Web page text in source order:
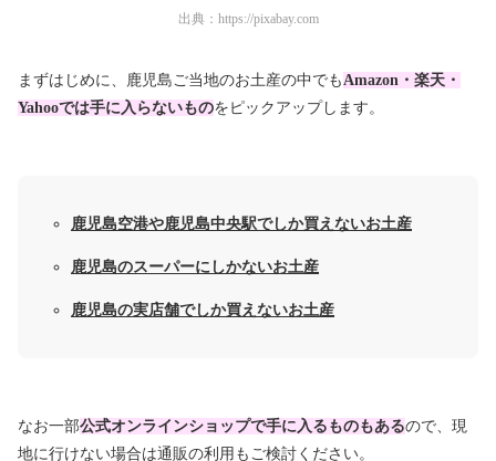
出典： https://pixabay.com
まずはじめに、鹿児島ご当地のお土産の中でもAmazon・楽天・
Yahooでは手に入らないものをピックアップします。
鹿児島空港や鹿児島中央駅でしか買えないお土産
鹿児島のスーパーにしかないお土産
鹿児島の実店舗でしか買えないお土産
なお一部公式オンラインショップで手に入るものもあるので、現
地に行けない場合は通販の利用もご検討ください。